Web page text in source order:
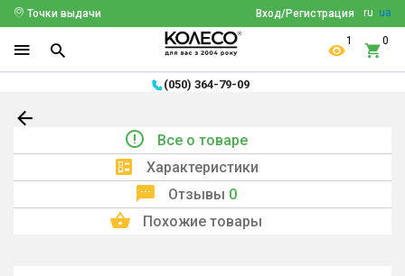
ru ua
Вход/Регистрация
Точки выдачи
1 0
(050) 364-79-09
Все о товаре
Характеристики
Отзывы 0
Похожие товары